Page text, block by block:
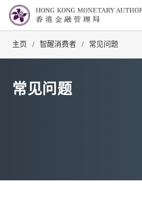
主页 / 智醒消费者 / 常见问题
常见问题